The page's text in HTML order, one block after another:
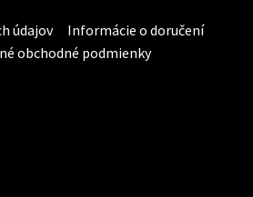
údajov
Informácie o doručení
obchodné podmienky